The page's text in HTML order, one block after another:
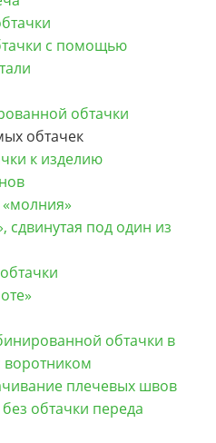
с помощью
обтачки
обтачек
к изделию
сдвинутая под один из
обтачки в
воротником
плечевых швов
обтачки переда